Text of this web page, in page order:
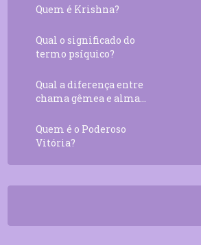
Quem é Krishna?
Qual o significado do
termo psíquico?
Qual a diferença entre
chama gêmea e alma...
Quem é o Poderoso
Vitória?